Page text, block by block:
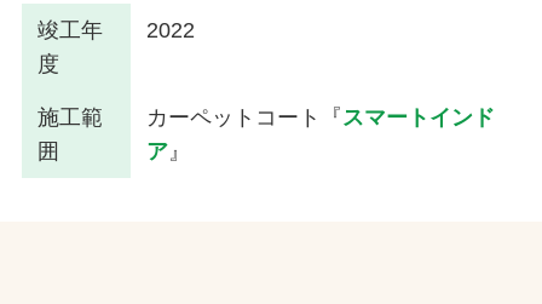
竣工年
度
2022
施工範
囲
カーペットコート『スマートインド
ア』